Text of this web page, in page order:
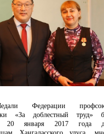
отдела закупок
Федерации
«За доблестный труд»
20 января 2017 года